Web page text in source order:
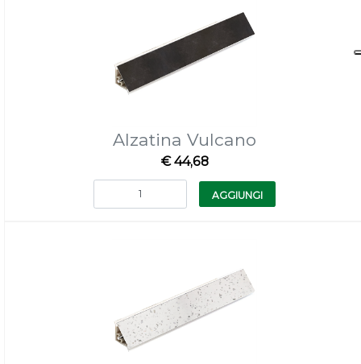
Alzatina Vulcano
€ 44,68
Quantità
AGGIUNGI